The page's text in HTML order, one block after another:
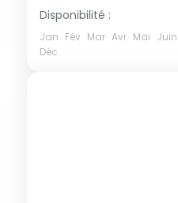
Disponibilité :
Jan Fév Mar Avr Mai Juin
Déc